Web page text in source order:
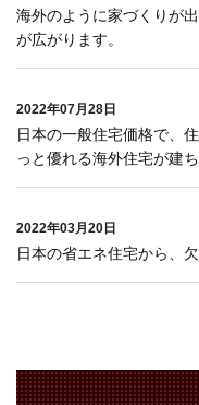
海外のように家づくりが
が広がります。
2022年07月28日
日本の一般住宅価格で、
っと優れる海外住宅が建ち
2022年03月20日
日本の省エネ住宅から、